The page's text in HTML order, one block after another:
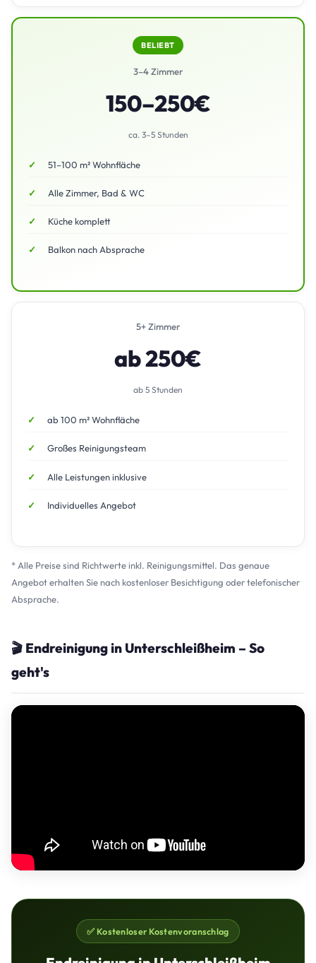
BELIEBT
3–4 Zimmer
150–250€
ca. 3–5 Stunden
51–100 m² Wohnfläche
Alle Zimmer, Bad & WC
Küche komplett
Balkon nach Absprache
5+ Zimmer
ab 250€
ab 5 Stunden
ab 100 m² Wohnfläche
Großes Reinigungsteam
Alle Leistungen inklusive
Individuelles Angebot
* Alle Preise sind Richtwerte inkl. Reinigungsmittel. Das genaue
Angebot erhalten Sie nach kostenloser Besichtigung oder telefonischer
Absprache.
🎬 Endreinigung in Unterschleißheim – So
geht's
✅ Kostenloser Kostenvoranschlag